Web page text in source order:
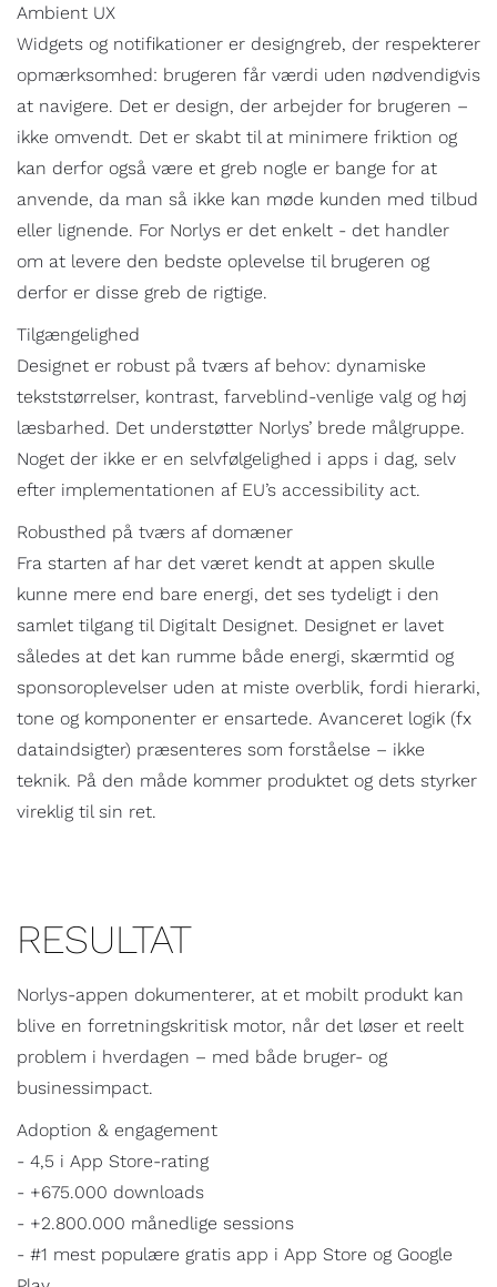
Ambient UX
Widgets og notifikationer er designgreb, der respekterer
opmærksomhed: brugeren får værdi uden nødvendigvis
at navigere. Det er design, der arbejder for brugeren –
ikke omvendt. Det er skabt til at minimere friktion og
kan derfor også være et greb nogle er bange for at
anvende, da man så ikke kan møde kunden med tilbud
eller lignende. For Norlys er det enkelt - det handler
om at levere den bedste oplevelse til brugeren og
derfor er disse greb de rigtige.
Tilgængelighed
Designet er robust på tværs af behov: dynamiske
tekststørrelser, kontrast, farveblind-venlige valg og høj
læsbarhed. Det understøtter Norlys’ brede målgruppe.
Noget der ikke er en selvfølgelighed i apps i dag, selv
efter implementationen af EU’s accessibility act.
Robusthed på tværs af domæner
Fra starten af har det været kendt at appen skulle
kunne mere end bare energi, det ses tydeligt i den
samlet tilgang til Digitalt Designet. Designet er lavet
således at det kan rumme både energi, skærmtid og
sponsoroplevelser uden at miste overblik, fordi hierarki,
tone og komponenter er ensartede. Avanceret logik (fx
dataindsigter) præsenteres som forståelse – ikke
teknik. På den måde kommer produktet og dets styrker
vireklig til sin ret.
RESULTAT
Norlys-appen dokumenterer, at et mobilt produkt kan
blive en forretningskritisk motor, når det løser et reelt
problem i hverdagen – med både bruger- og
businessimpact.
Adoption & engagement
- 4,5 i App Store-rating
- +675.000 downloads
- +2.800.000 månedlige sessions
- #1 mest populære gratis app i App Store og Google